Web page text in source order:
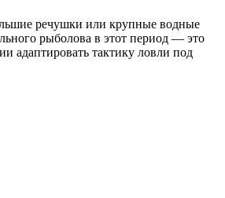
речушки или крупные водные
рыболова в этот период — это
адаптировать тактику ловли под